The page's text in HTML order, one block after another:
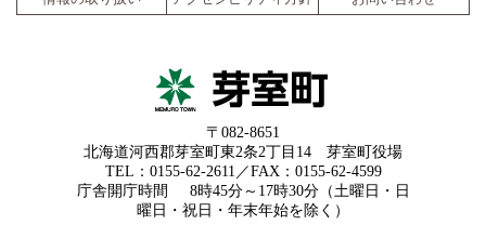
〒082-8651
北海道河西郡芽室町東2条2丁目14 芽室町役場
TEL：0155-62-2611／FAX：0155-62-4599
庁舎開庁時間
8時45分～17時30分（土曜日・日
曜日・祝日・年末年始を除く）